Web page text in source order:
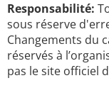
Responsabilité:
sous réserve
Changements du
réservés à
pas le site officiel